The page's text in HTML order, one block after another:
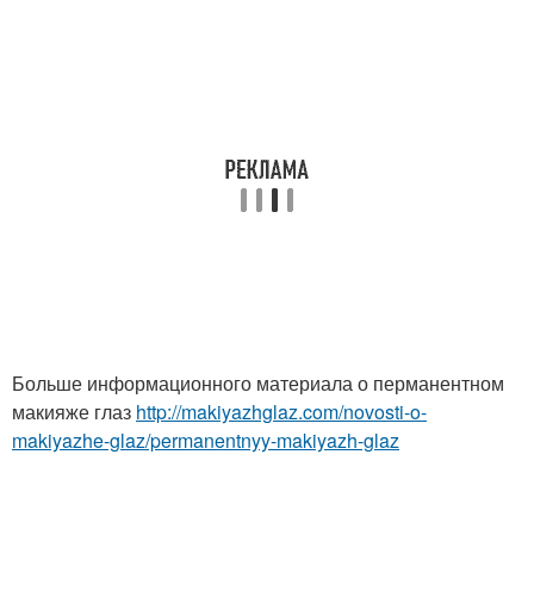
Больше информационного материала о перманентном
макияже глаз http://makiyazhglaz.com/novosti-o-
makiyazhe-glaz/permanentnyy-makiyazh-glaz